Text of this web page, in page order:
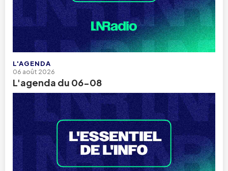
L'AGENDA
06 août 2026
L'agenda du 06-08